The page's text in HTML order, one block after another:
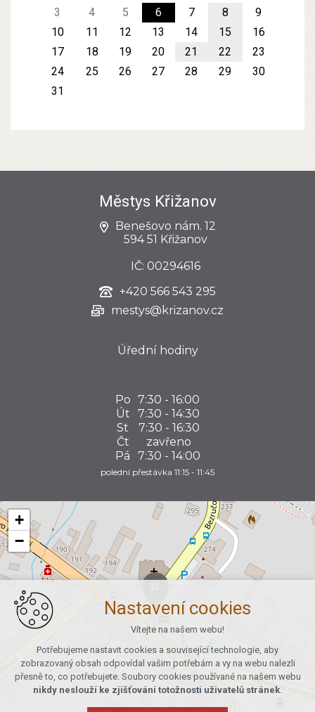
3
4 5 6 7 8
9
10
11 12 13 14 15
16
17
18 19 20 21 22
23
24
25 26 27 28 29
30
31
Městys Křižanov
Benešovo nám. 12
594 51 Křižanov
IČ: 00294616
+420 566 543 295
mestys@krizanov.cz
Úřední hodiny
Po 7:30 - 16:00
Út
7:30 - 14:30
St
7:30 - 16:30
Čt
zavřeno
Pá
7:30 - 14:00
polední přestávka 11:15 - 11:45
+
−
Nastavení cookies
Vítejte na našem webu!
Potřebujeme nastavit cookies a související technologie, aby
zobrazovaný obsah odpovídal vašim potřebám a vy na webu nalezli
přesně to, co potřebujete. Soubory cookies používané na našem webu
nikdy neslouží ke zjišťování totožnosti uživatelů stránek.